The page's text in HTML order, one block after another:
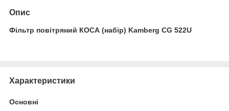
Опис
Фільтр повітряний КОСА (набір) Kamberg CG 522U
Характеристики
Основні